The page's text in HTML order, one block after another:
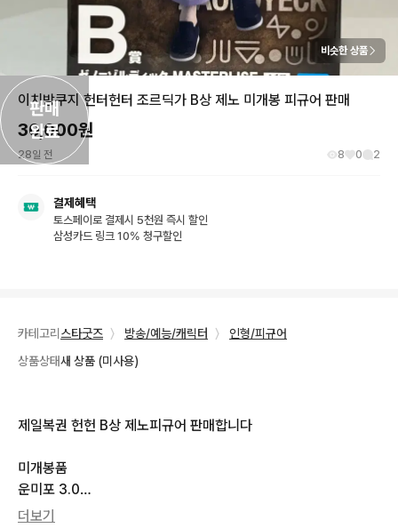
판매
완료
비슷한 상품
이치방쿠지 헌터헌터 조르딕가 B상 제노 미개봉 피규어 판매
30,000원
28일 전 8 0 2
결제혜택
토스페이로 결제시 5천원 즉시 할인
삼성카드 링크 10% 청구할인
카테고리 스타굿즈 〉 방송/예능/캐릭터 〉
인형/피규어
상품상태새 상품 (미사용)
제일복권 헌헌 B상 제노피규어 판매합니다
미개봉품
운미포 3.0
더보기